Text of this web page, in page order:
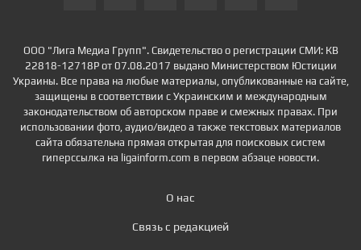
ООО "Лига Медиа Групп". Свидетельство о регистрации СМИ: КВ
22818-12718Р от 07.08.2017 выдано Министерством Юстиции
Украины. Все права на любые материалы, опубликованные на сайте,
защищены в соответствии с Украинским и международным
законодательством об авторском праве и смежных правах. При
использовании фото, аудио/видео а также текстовых материалов
сайта обязательна прямая открытая для поисковых систем
гиперссылка на ligainform.com в первом абзаце новости.
О нас
Связь с редакцией